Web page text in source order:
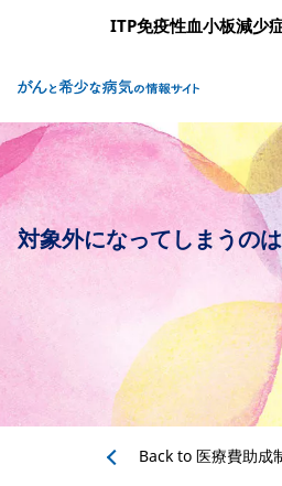
メイ
ITP免疫性血小板減少
Site Logo
対象外になってしまうの
Back to 医療費助成